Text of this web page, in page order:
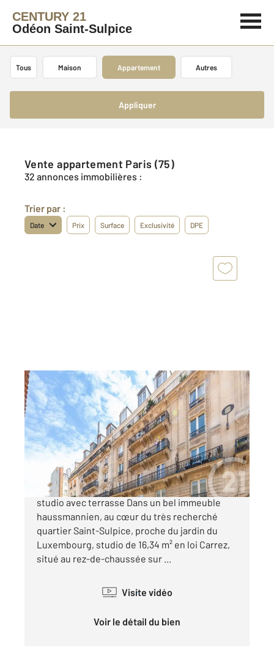
CENTURY 21
Odéon Saint-Sulpice
Tous Maison Appartement Autres
Appliquer
Vente appartement Paris (75)
32 annonces immobilières :
Trier par :
Date Prix Surface Exclusivité DPE
PARIS 75006
16,34 m 2, 1 pièce
Ref : 599
Appartement Studio à vendre
275 000 €
Paris 6ème - Saint Germain des Prés - à vendre,
studio avec terrasse Dans un bel immeuble
haussmannien, au cœur du très recherché
quartier Saint-Sulpice, proche du jardin du
Luxembourg, studio de 16,34 m² en loi Carrez,
situé au rez-de-chaussée sur ...
Visite vidéo
Voir le détail du bien